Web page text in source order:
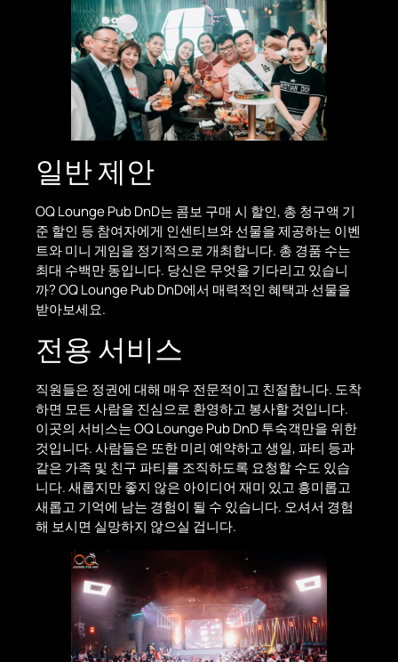
일반 제안
OQ Lounge Pub DnD는 콤보 구매 시 할인, 총 청구액 기
준 할인 등 참여자에게 인센티브와 선물을 제공하는 이벤
트와 미니 게임을 정기적으로 개최합니다. 총 경품 수는
최대 수백만 동입니다. 당신은 무엇을 기다리고 있습니
까? OQ Lounge Pub DnD에서 매력적인 혜택과 선물을
받아보세요.
전용 서비스
직원들은 정권에 대해 매우 전문적이고 친절합니다. 도착
하면 모든 사람을 진심으로 환영하고 봉사할 것입니다.
이곳의 서비스는 OQ Lounge Pub DnD 투숙객만을 위한
것입니다. 사람들은 또한 미리 예약하고 생일, 파티 등과
같은 가족 및 친구 파티를 조직하도록 요청할 수도 있습
니다. 새롭지만 좋지 않은 아이디어 재미 있고 흥미롭고
새롭고 기억에 남는 경험이 될 수 있습니다. 오셔서 경험
해 보시면 실망하지 않으실 겁니다.